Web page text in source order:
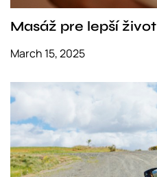
Masáž pre lepší život
March 15, 2025